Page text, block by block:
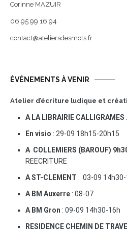
Corinne MAZUIR
06 95 99 16 94
contact@ateliersdesmots.fr
ÉVÉNEMENTS À VENIR
Atelier d’écriture ludique et
A LA LIBRAIRIE CALLIGRAMES
En visio : 29-09 18h15-20h15
A COLLEMIERS (BAROUF)
REECRITURE
A ST-CLEMENT : 03-09
A BM Auxerre : 08-07
A BM Gron : 09-09 14h30-16h
RESIDENCE CHEMIN DE